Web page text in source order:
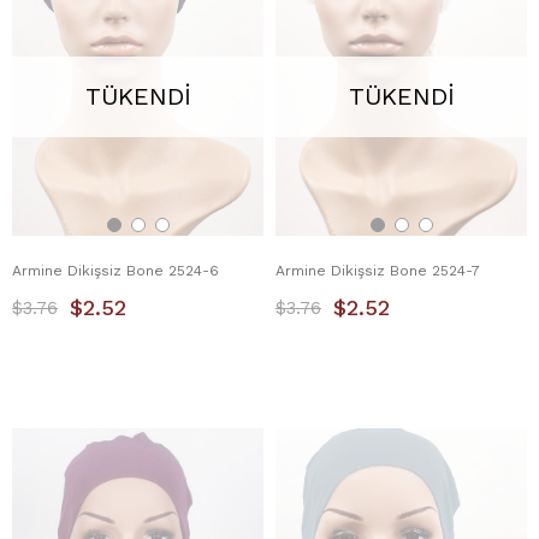
TÜKENDI
Armine Dikişsiz Bone 2524-6
$2.52
$3.76
TÜKENDI
Armine Dikişsiz Bone 2524-7
$2.52
$3.76